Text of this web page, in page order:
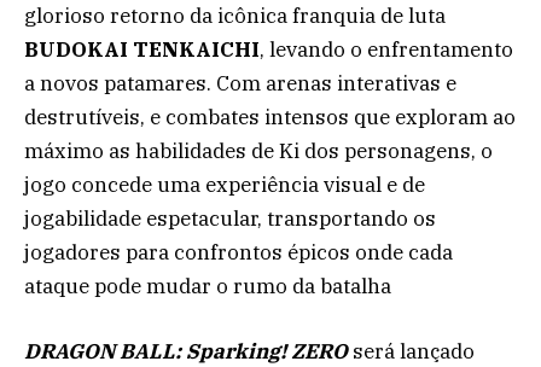
glorioso retorno da icônica franquia de luta
BUDOKAI TENKAICHI, levando o enfrentamento
a novos patamares. Com arenas interativas e
destrutíveis, e combates intensos que exploram ao
máximo as habilidades de Ki dos personagens, o
jogo concede uma experiência visual e de
jogabilidade espetacular, transportando os
jogadores para confrontos épicos onde cada
ataque pode mudar o rumo da batalha
DRAGON BALL: Sparking! ZEROserá lançado